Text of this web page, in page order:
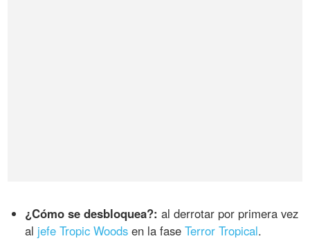
¿Cómo se desbloquea?: al derrotar por primera vez
al jefe Tropic Woods en la faseTerror Tropical.